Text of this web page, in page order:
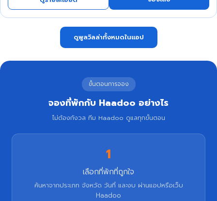
ดูพูลวิลล่าทั้งหมดในแอป
ขั้นตอนการจอง
จองที่พักกับ Haadoo อย่างไร
ไม่ต้องกังวล ทีม Haadoo ดูแลทุกขั้นตอน
1
เลือกที่พักที่ถูกใจ
ค้นหาจากประเภท จังหวัด วันที่ และงบ ผ่านแอปหรือเว็บ
Haadoo